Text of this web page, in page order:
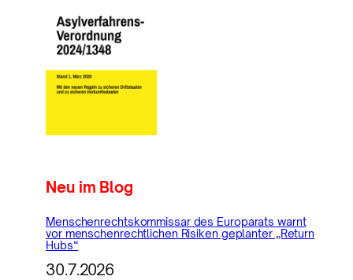
Neu im Blog
Menschenrechtskommissar des Europarats warnt
vor menschenrechtlichen Risiken geplanter „Return
Hubs“
30.7.2026